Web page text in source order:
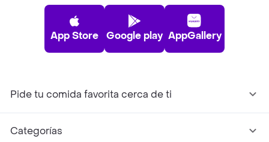
App Store Google play AppGallery
Pide tu comida favorita cerca de ti
Categorías